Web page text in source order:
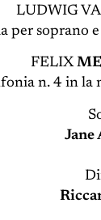
LUDWIG
per soprano
FELIX
n. 4 in la
Jane